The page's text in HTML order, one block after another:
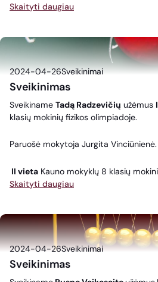
Skaityti daugiau
2024-04-26Sveikinimai
Sveikinimas
Sveikiname Tadą Radzevičių užėmus
klasių mokinių fizikos olimpiadoje.
Paruošė mokytoja Jurgita Vinciūnienė.
II vieta Kauno mokyklų 8 klasių
Skaityti daugiau
2024-04-26Sveikinimai
Sveikinimas